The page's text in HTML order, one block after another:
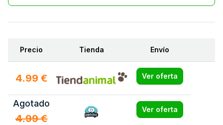
Precio Tienda Envío
4.99 € Ver oferta
Agotado
4.99 €
Ver oferta